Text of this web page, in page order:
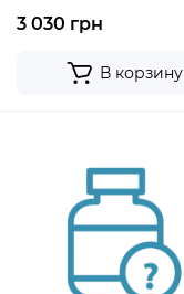
3 030 грн
В корзину